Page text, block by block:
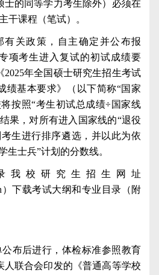
士的同等学力考生除外）必须在
干课程（笔试）。
有关政策，自主确定并公布报
项考生进入复试的初试成绩要
2025年全国硕士研究生招生考试
绩基本要求》（以下简称“国家
按照“考生初试总成绩÷国家线
果，对所有进入国家线的“退役
生进行排序遴选，并以此为依
生士兵”计划的分数线。
我校研究生招生网址
）下载考试大纲和专业目录（附
布后进行，体检标准参照教育
人联合会印发的《普通高等学校